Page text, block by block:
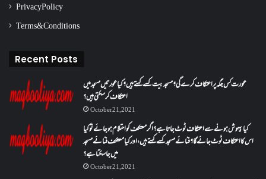
Privacy Policy
Terms & Conditions
Recent Posts
عورت کس جگہ پر اعتکاف کرے گی؟مسجد بیت کسے کہتے ہیں؟کیا عورتیں مسجد میں
اعتکاف کر سکتی ہیں؟
October 21, 2021
کیا بیہوش ہونے سے اعتکاف ٹوٹ جاتا ہے؟ اگر معتکف کو احتلام ہو جائے تو کیا
اس کا اعتکاف ٹوٹ جائے گا؟فنائے مسجد کسے کہتے ہیں ، اور کیا معتکف فنائے مسجد
میں جا سکتا ہے؟
October 21, 2021